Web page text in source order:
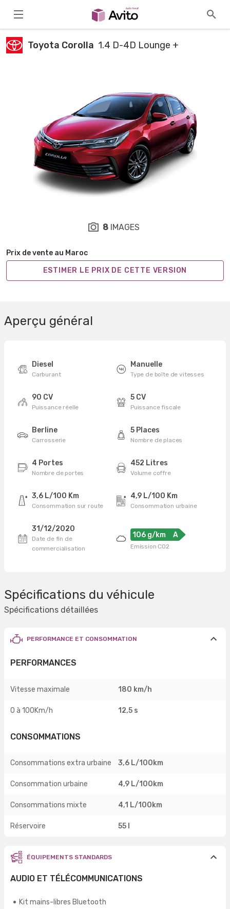
Toyota Corolla 1.4 D-4D Lounge +
Prix de vente au Maroc
ESTIMER LE PRIX DE CETTE VERSION
8 IMAGES
Aperçu général
Diesel
Carburant
Manuelle
Type de boîte de vitesses
90 CV
Puissance réelle
5 CV
Puissance fiscale
Berline
Carrosserie
5 Places
Nombre de places
4 Portes
Nombre de portes
452 Litres
Volume coffre
3,6 L/100 Km
Consommation sur route
4,9 L/100 Km
Consommation urbaine
31/12/2020
Date de fin de
commercialisation
106 g/km A
Emission CO2
Spécifications du véhicule
Spécifications détaillées
PERFORMANCE ET CONSOMMATION
PERFORMANCES
Vitesse maximale 180 km/h
0 à 100Km/h 12,5 s
CONSOMMATIONS
Consommations extra urbaine 3,6 L/100km
Consommation urbaine 4,9 L/100km
Consommations mixte 4,1 L/100km
Réservoire 55 l
ÉQUIPEMENTS STANDARDS
AUDIO ET TÉLÉCOMMUNICATIONS
Kit mains-libres Bluetooth